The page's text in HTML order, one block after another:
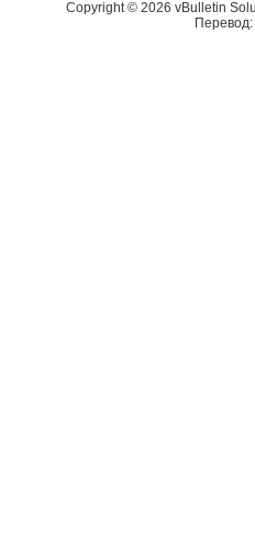
Copyright © 2026 vBulletin
Перевод: